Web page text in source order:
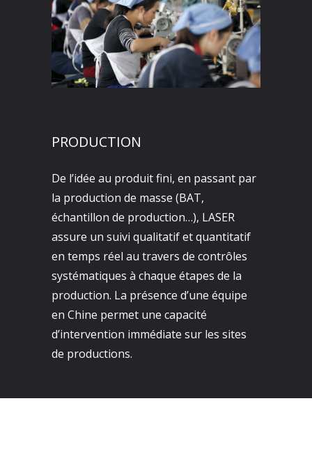
PRODUCTION
De l’idée au produit fini, en passant par
la production de masse (BAT,
échantillon de production…), LASER
assure un suivi qualitatif et quantitatif
en temps réel au travers de contrôles
systématiques à chaque étapes de la
production. La présence d’une équipe
en Chine permet une capacité
d’intervention immédiate sur les sites
de productions.